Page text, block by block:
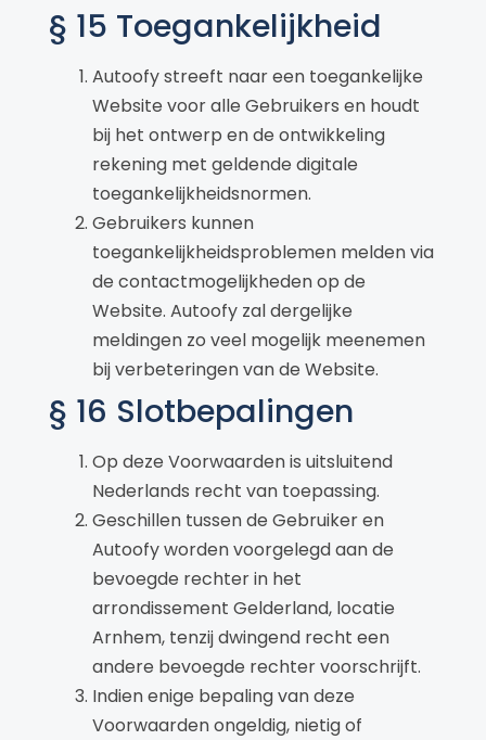
§ 15 Toegankelijkheid
Autoofy streeft naar een toegankelijke
Website voor alle Gebruikers en houdt
bij het ontwerp en de ontwikkeling
rekening met geldende digitale
toegankelijkheidsnormen.
Gebruikers kunnen
toegankelijkheidsproblemen melden via
de contactmogelijkheden op de
Website. Autoofy zal dergelijke
meldingen zo veel mogelijk meenemen
bij verbeteringen van de Website.
§ 16 Slotbepalingen
Op deze Voorwaarden is uitsluitend
Nederlands recht van toepassing.
Geschillen tussen de Gebruiker en
Autoofy worden voorgelegd aan de
bevoegde rechter in het
arrondissement Gelderland, locatie
Arnhem, tenzij dwingend recht een
andere bevoegde rechter voorschrijft.
Indien enige bepaling van deze
Voorwaarden ongeldig, nietig of